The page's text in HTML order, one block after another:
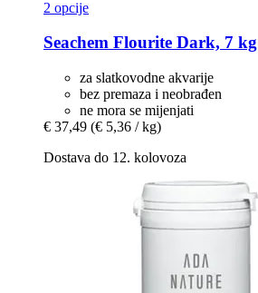
2 opcije
Seachem Flourite Dark, 7 kg
za slatkovodne akvarije
bez premaza i neobrađen
ne mora se mijenjati
€ 37,49 (€ 5,36 / kg)
Dostava do 12. kolovoza